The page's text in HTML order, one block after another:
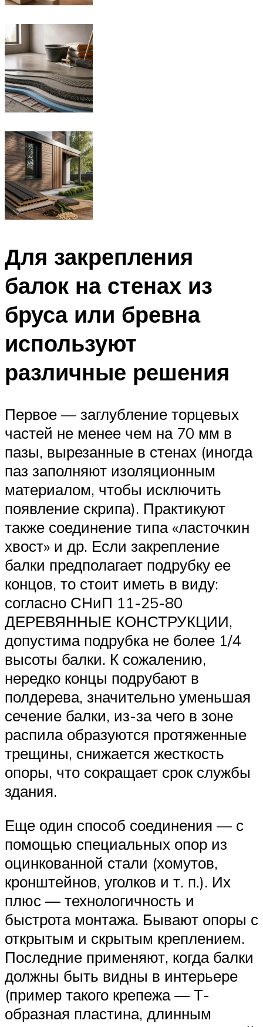
Для закрепления
балок на стенах из
бруса или бревна
используют
различные решения
Первое — заглубление торцевых
частей не менее чем на 70 мм в
пазы, вырезанные в стенах (иногда
паз заполняют изоляционным
материалом, чтобы исключить
появление скрипа). Практикуют
также соединение типа «ласточкин
хвост» и др. Если закрепление
балки предполагает подрубку ее
концов, то стоит иметь в виду:
согласно СНиП 11-25-80
ДЕРЕВЯННЫЕ КОНСТРУКЦИИ,
допустима подрубка не более 1/4
высоты балки. К сожалению,
нередко концы подрубают в
полдерева, значительно уменьшая
сечение балки, из-за чего в зоне
распила образуются протяженные
трещины, снижается жесткость
опоры, что сокращает срок службы
здания.
Еще один способ соединения — с
помощью специальных опор из
оцинкованной стали (хомутов,
кронштейнов, уголков и т. п.). Их
плюс — технологичность и
быстрота монтажа. Бывают опоры с
открытым и скрытым креплением.
Последние применяют, когда балки
должны быть видны в интерьере
(пример такого крепежа — Т-
образная пластина, длинным